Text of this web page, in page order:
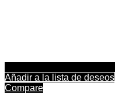
Añadir a la lista de deseos
Compare